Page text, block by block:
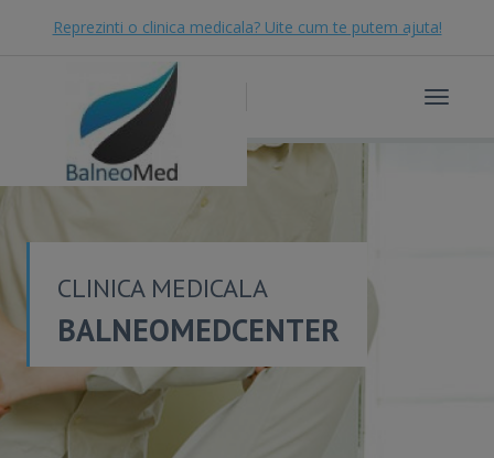
Reprezinti o clinica medicala? Uite cum te putem ajuta!
Toggle
CLINICA MEDICALA
BALNEOMEDCENTER